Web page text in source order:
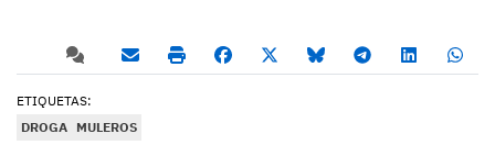
ETIQUETAS:
DROGA MULEROS